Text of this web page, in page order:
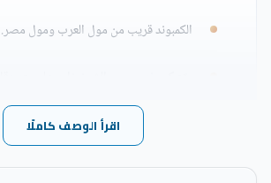
الكمبوند قريب من مول العرب ومول مصر.
يفصل المدينة عن مستشفى زايد العام دقائق.
اقرأ الوصف كاملًا